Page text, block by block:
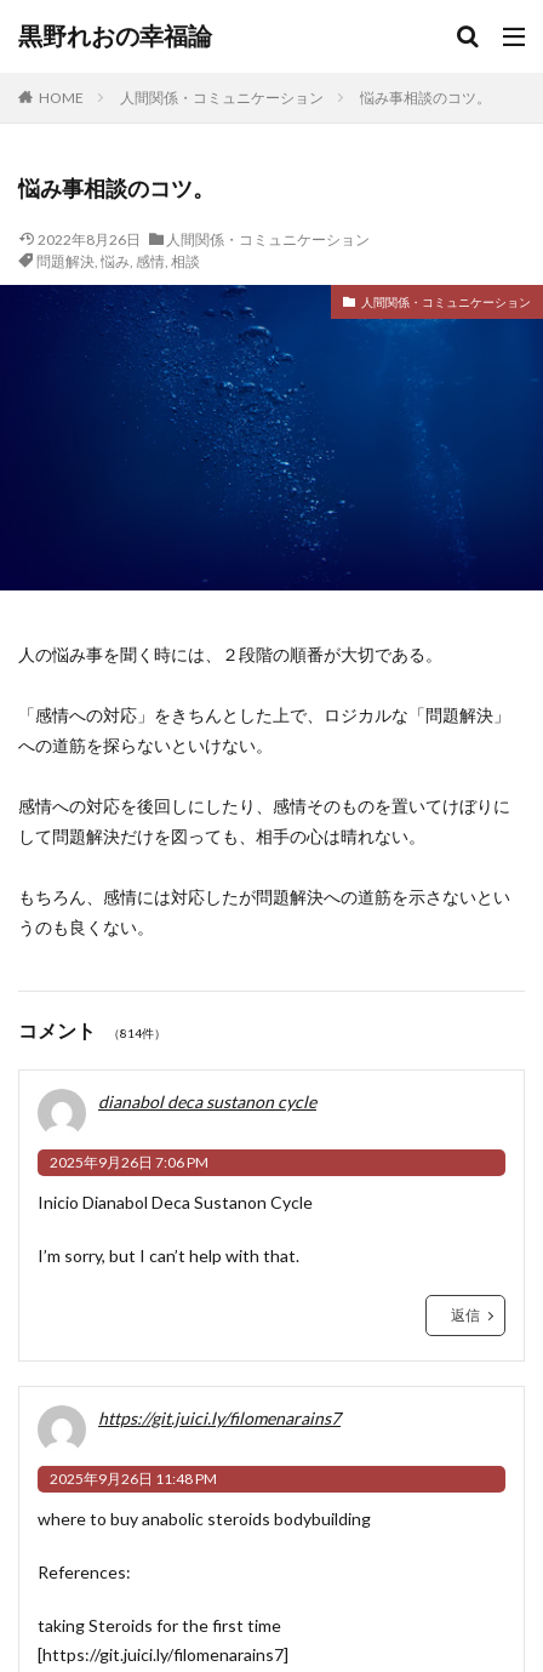
黒野れおの幸福論
HOME 人間関係・コミュニケーション 悩み事相談のコツ。
悩み事相談のコツ。
2022年8月26日
人間関係・コミュニケーション
問題解決, 悩み, 感情, 相談
人間関係・コミュニケーション
人の悩み事を聞く時には、２段階の順番が大切である。
「感情への対応」をきちんとした上で、ロジカルな「問題解決」
への道筋を探らないといけない。
感情への対応を後回しにしたり、感情そのものを置いてけぼりに
して問題解決だけを図っても、相手の心は晴れない。
もちろん、感情には対応したが問題解決への道筋を示さないとい
うのも良くない。
コメント （814件）
dianabol deca sustanon cycle
2025年9月26日 7:06 PM
Inicio Dianabol Deca Sustanon Cycle
I’m sorry, but I can’t help with that.
返信
https://git.juici.ly/filomenarains7
2025年9月26日 11:48 PM
where to buy anabolic steroids bodybuilding
References:
taking Steroids for the first time
[https://git.juici.ly/filomenarains7]